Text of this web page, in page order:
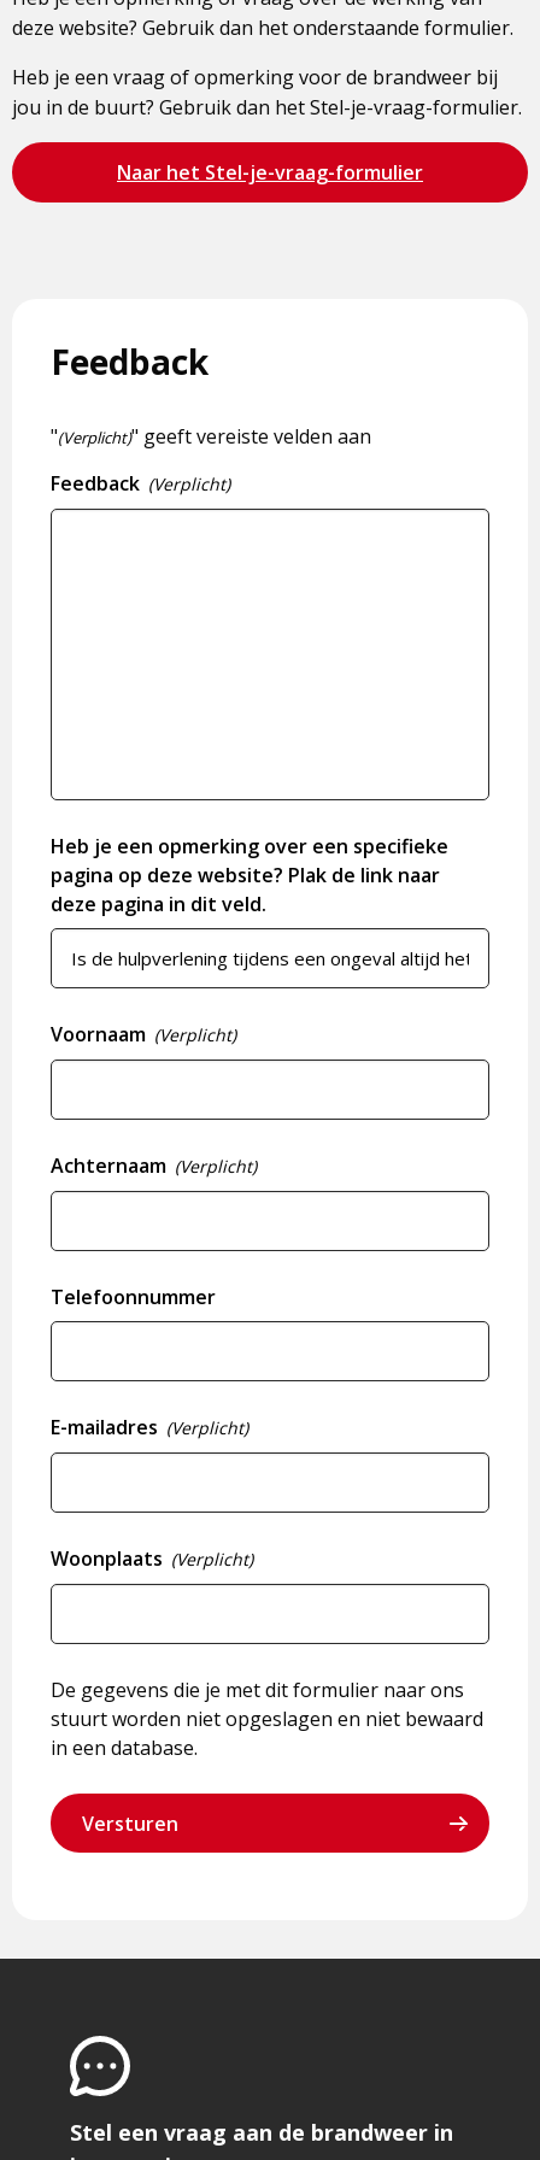
deze website? Gebruik dan het onderstaande formulier.
Heb je een vraag of opmerking voor de brandweer bij
jou in de buurt? Gebruik dan het Stel-je-vraag-formulier.
Bezoek
de
Naar het Stel-je-vraag-formulier
Feedback
"(Verplicht)" geeft vereiste velden aan
Feedback (Verplicht)
Heb je een opmerking over een specifieke
pagina op deze website? Plak de link naar
deze pagina in dit veld.
Voornaam (Verplicht)
Achternaam (Verplicht)
Telefoonnummer
E-mailadres (Verplicht)
Woonplaats (Verplicht)
De gegevens die je met dit formulier naar ons
stuurt worden niet opgeslagen en niet bewaard
in een database.
Stel een vraag aan de brandweer in